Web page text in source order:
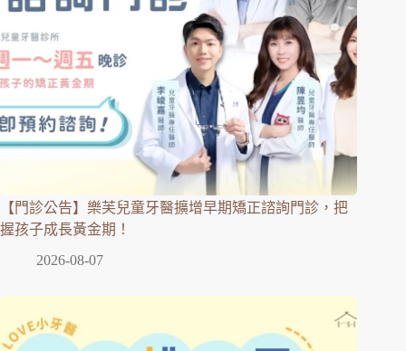
【門診公告】樂芙兒童牙醫擴增早期矯正諮詢門診，把
握孩子成長黃金期！
2026-08-07